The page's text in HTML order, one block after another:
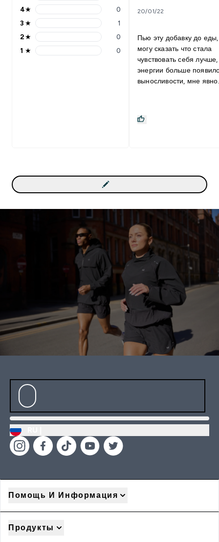
4★
0
3 ★
1
2★
0
1 ★ 0
20/01/22
Пью эту добавку до
могу сказать что стала
чувствовать себя лучше,
энергии больше
выносливости, мне явно
Помощь И Информация
Продукты